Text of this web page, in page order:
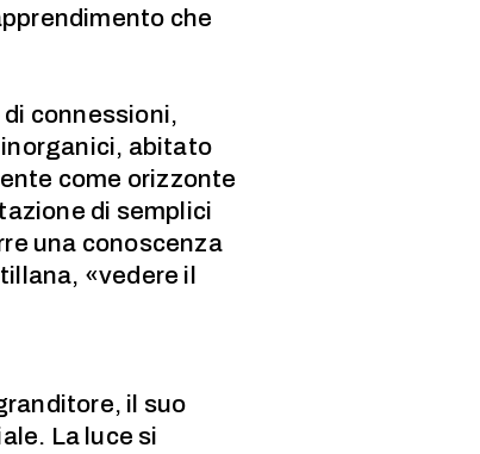
che
connessioni,
abitato
come orizzonte
di semplici
una conoscenza
«vedere il
il suo
La luce si